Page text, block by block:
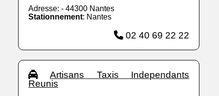
Adresse: - 44300 Nantes
Stationnement: Nantes
02 40 69 22 22
Artisans Taxis Independants
Reunis